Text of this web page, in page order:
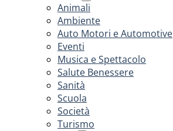
Animali
Ambiente
Auto Motori e Automotive
Eventi
Musica e Spettacolo
Salute Benessere
Sanità
Scuola
Società
Turismo